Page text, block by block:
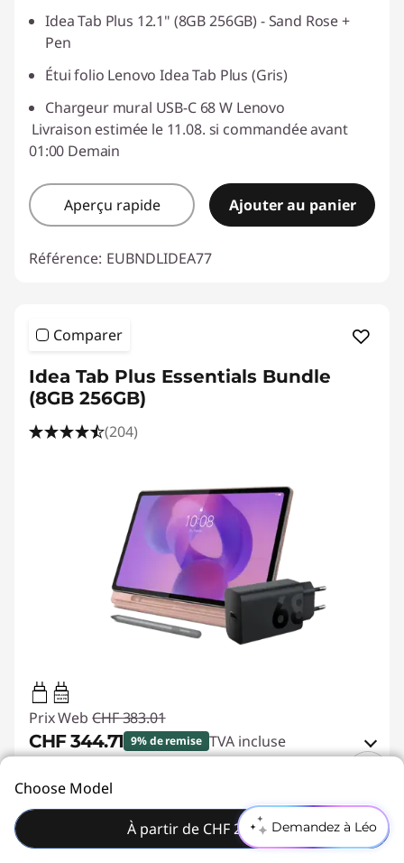
Demandez à Léo
Idea Tab Plus 12.1" (8GB 256GB) - Sand Rose +
Pen
Étui folio Lenovo Idea Tab Plus (Gris)
Chargeur mural USB-C 68 W Lenovo
Livraison estimée le 11.08. si commandée avant
01:00 Demain
Aperçu rapide Ajouter au panier
Référence: EUBNDLIDEA77
Comparer
Idea Tab Plus Essentials Bundle
(8GB 256GB)
(204)
20W-60W
USB PD
Prix Web CHF 383.01
CHF 344.71 9% de remise TVA incluse
Code de réduction : SALES
My Lenovo Rewards
S’inscrire maintenant
Choose Model
À partir de CHF 257.01